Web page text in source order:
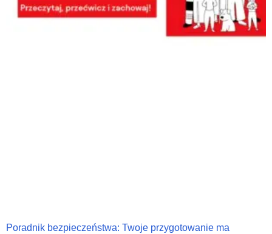
Poradnik bezpieczeństwa: Twoje przygotowanie ma